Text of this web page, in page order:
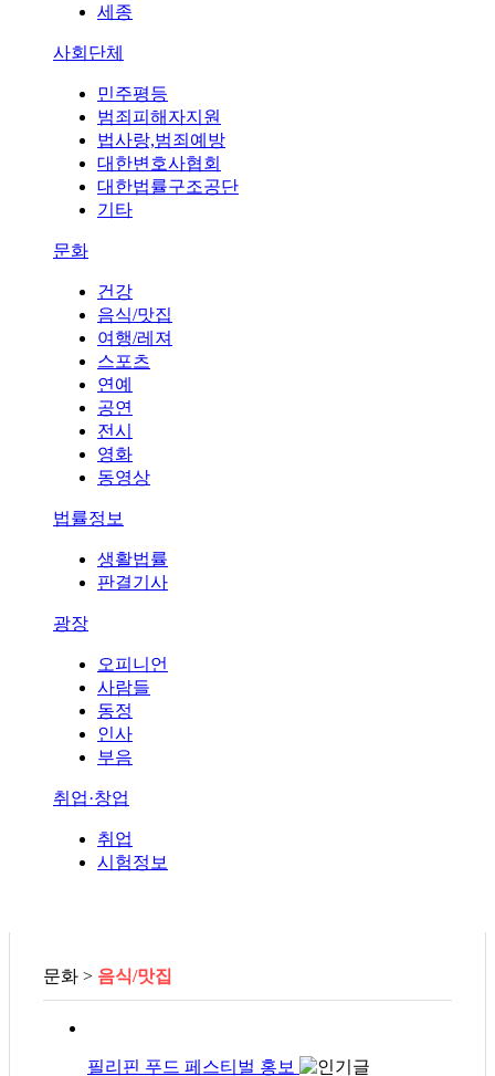
세종
사회단체
민주평등
범죄피해자지원
법사랑,범죄예방
대한변호사협회
대한법률구조공단
기타
문화
건강
음식/맛집
여행/레져
스포츠
연예
공연
전시
영화
동영상
법률정보
생활법률
판결기사
광장
오피니언
사람들
동정
인사
부음
취업·창업
취업
시험정보
문화 > 음식/맛집
필리핀 푸드 페스티벌 홍보